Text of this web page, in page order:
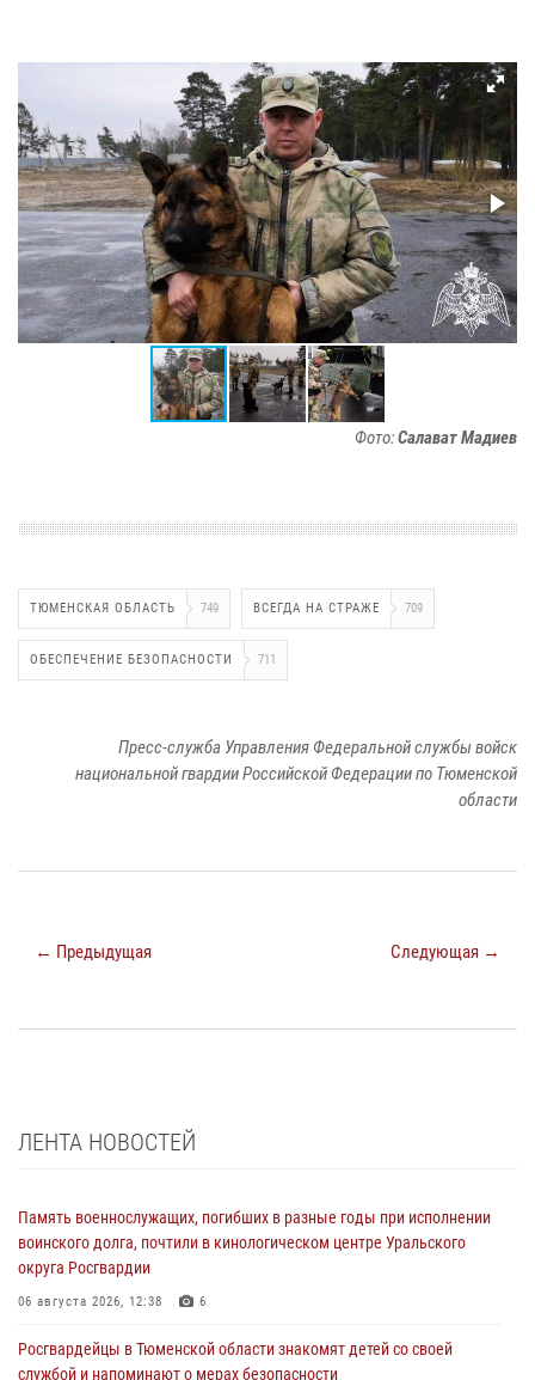
Фото:Салават Мадиев
ТЮМЕНСКАЯ ОБЛАСТЬ 749 ВСЕГДА НА СТРАЖЕ 709
ОБЕСПЕЧЕНИЕ БЕЗОПАСНОСТИ 711
Пресс-служба Управления Федеральной службы войск
национальной гвардии Российской Федерации по Тюменской
области
← Предыдущая Следующая →
ЛЕНТА НОВОСТЕЙ
Память военнослужащих, погибших в разные годы при исполнении
воинского долга, почтили в кинологическом центре Уральского
округа Росгвардии
06 августа 2026, 12:38 6
Росгвардейцы в Тюменской области знакомят детей со своей
службой и напоминают о мерах безопасности